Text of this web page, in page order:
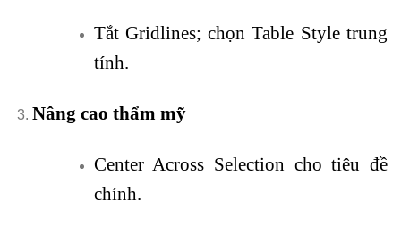
Tắt Gridlines; chọn Table Style trung
tính.
Nâng cao thẩm mỹ
Center Across Selection cho tiêu đề
chính.